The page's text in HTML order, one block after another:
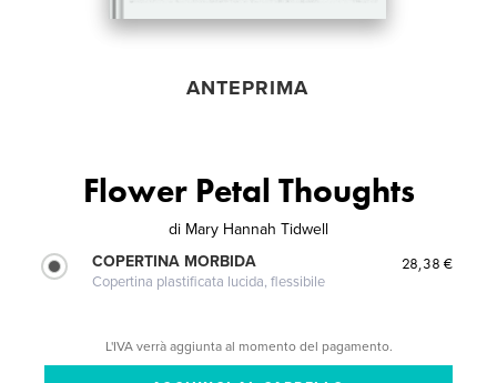
ANTEPRIMA
Flower Petal Thoughts
di Mary Hannah Tidwell
COPERTINA MORBIDA
Copertina plastificata lucida, flessibile
28,38 €
L'IVA verrà aggiunta al momento del pagamento.